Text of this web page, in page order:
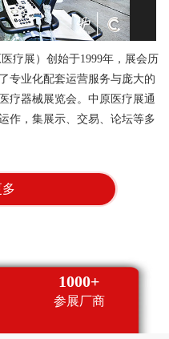
疗展）创始于1999年，展会历
专业化配套运营服务与庞大的
疗器械展览会。中原医疗展通
作，集展示、交易、论坛等多
1000+
参展厂商